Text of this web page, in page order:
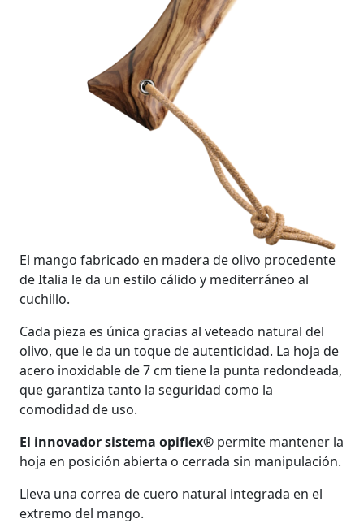
El mango fabricado en madera de olivo procedente
de Italia le da un estilo cálido y mediterráneo al
cuchillo.
Cada pieza es única gracias al veteado natural del
olivo, que le da un toque de autenticidad. La hoja de
acero inoxidable de 7 cm tiene la punta redondeada,
que garantiza tanto la seguridad como la
comodidad de uso.
El innovador sistema opiflex® permite mantener la
hoja en posición abierta o cerrada sin manipulación.
Lleva una correa de cuero natural integrada en el
extremo del mango.